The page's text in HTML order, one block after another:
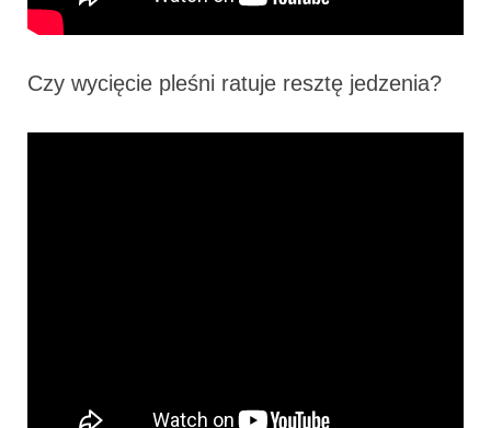
Czy wycięcie pleśni ratuje resztę jedzenia?